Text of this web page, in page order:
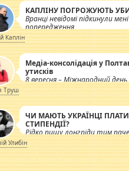
КАПЛІНУ ПОГРОЖУЮТЬ
Вранці невідомі підкинули
попередження
Каплін
Медіа-консолідація у
утисків
8 вересня – Міжнародний день
журналістів.
Труш
ЧИ МАЮТЬ УКРАЇНЦІ
СТИПЕНДІЇ?
Рідко пишу лонгріди тим
але вже просто дістало!
інсенуації навколо
Штучно роздувається ще
катастрофа.
Улибін